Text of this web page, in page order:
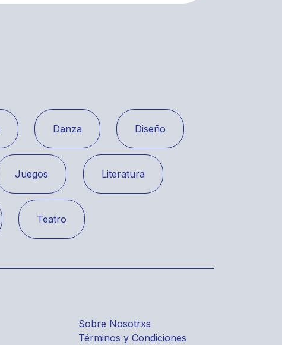
Danza Diseño
Juegos Literatura
Teatro
Sobre Nosotrxs
Términos y Condiciones